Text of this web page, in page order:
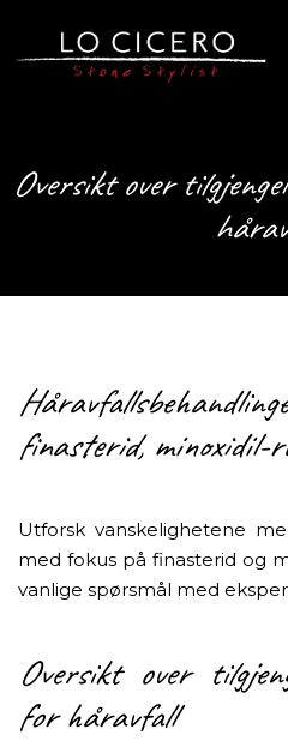
Oversikt over
finasterid, minoxidil-
Utforsk vanskelighetene
med fokus på finasterid og
vanlige spørsmål med
Oversikt over
for håravfall